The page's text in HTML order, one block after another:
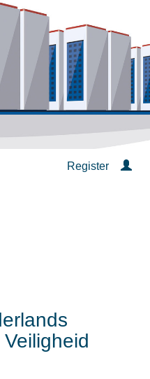
Register